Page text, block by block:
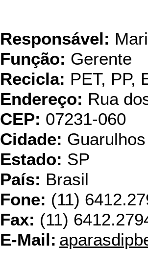
Responsável:
Função: Gerente
Recicla: PET, PP,
Endereço: Rua
CEP: 07231-060
Cidade: Guarulhos
Estado: SP
País: Brasil
Fone: (11)
Fax: (11)
E-Mail: